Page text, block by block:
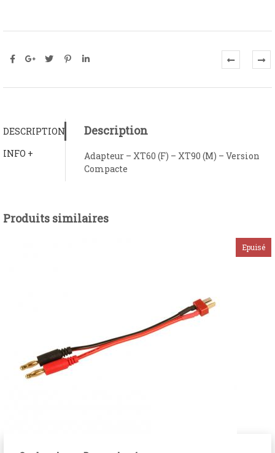
DESCRIPTION
INFO +
Description
Adapteur – XT60 (F) – XT90 (M) – Version
Compacte
Produits similaires